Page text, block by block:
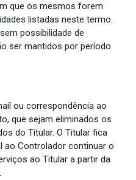
que os mesmos forem
listadas neste termo.
possibilidade de
ser mantidos por período
ou correspondência ao
que sejam eliminados os
do Titular. O Titular fica
ao Controlador continuar o
ao Titular a partir da